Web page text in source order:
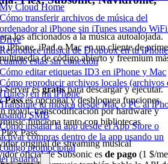
My Cloud Home
Cómo transferir archivos de música del
ordenador al iPhone sin iTunes usando
Drive
Reproduce música de Dropbox en tu iPhone
cuando estás sin conexión
Cómo editar etiquetas ID3 en iPhone y Mac
Cómo reproducir archivos locales (archivos
iTunes) en mi iPhone
Transmite tu música desde Mac o PC al
usando SMB
Cómo instalar la app desde el App Store o
activar compras dentro de la app usando un
código promocional
usuario
los aficionados a la música autoalojada.
iPhone, iPad o Mac en un cliente de
de código abierto y freemium
Server esgratispara descargar y ejecutar.
Passes opcional y desbloquea funciones
móvil, transcodificación por hardware y
funciona tanto con bibliotecas
Pass.
original de streaming musical
oficial de Subsonic es de pago (1 $/